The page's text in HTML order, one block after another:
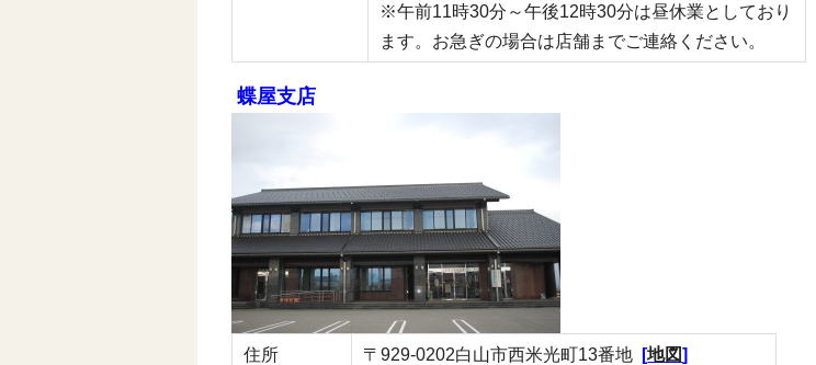
※午前11時30分～午後12時30分は昼休業としており
ます。お急ぎの場合は店舗までご連絡ください。
蝶屋支店
住所 〒929-0202白山市西米光町13番地 [地図]